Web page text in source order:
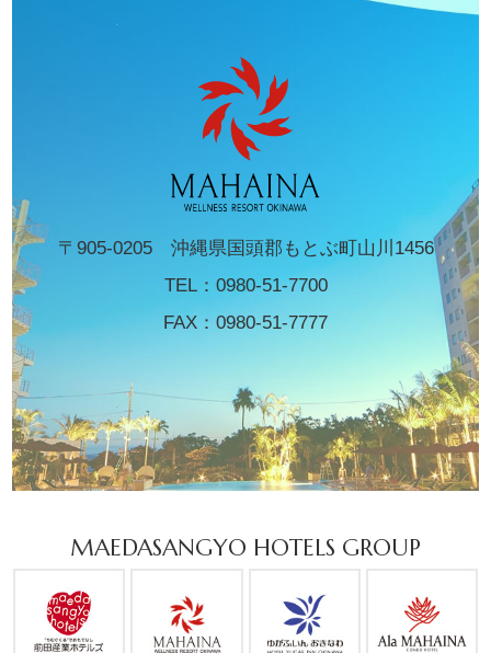
〒905-0205 沖縄県国頭郡もとぶ町山川1456
TEL： 0980-51-7700
FAX：0980-51-7777
MAEDASANGYO HOTELS GROUP